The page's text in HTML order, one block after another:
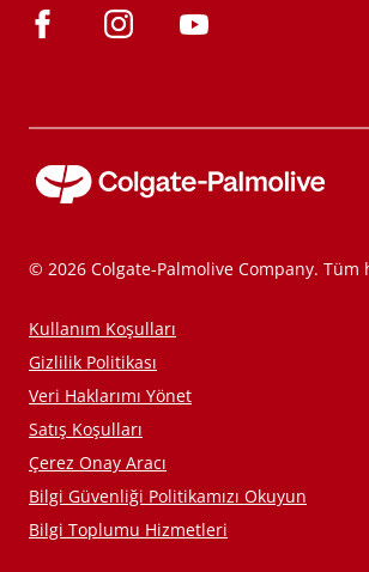
© 2026 Colgate-Palmolive Company. Tüm
Kullanım Koşulları
Gizlilik Politikası
Veri Haklarımı Yönet
Satış Koşulları
Çerez Onay Aracı
Bilgi Güvenliği Politikamızı Okuyun
Bilgi Toplumu Hizmetleri